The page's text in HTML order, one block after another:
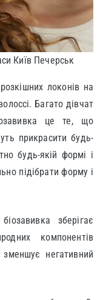
Київ Печерськ
локонів на
Багато дівчат
це те, що
прикрасити будь-
будь-якій формі і
підібрати форму і
зберігає
компонентів
негативний